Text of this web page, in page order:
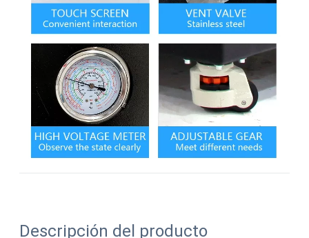
Descripción del producto